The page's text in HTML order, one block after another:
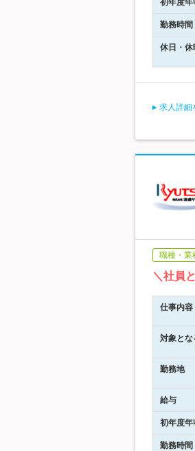
初年度年
勤務時間
休日・休
求人詳細
職種・業
＼社員
仕事内容
対象とな
勤務地
給与
初年度年
勤務時間